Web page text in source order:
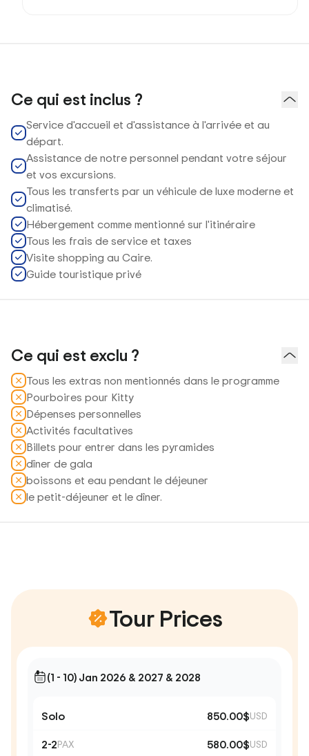
Ce qui est inclus ?
Service d'accueil et d'assistance à l'arrivée et au
départ.
Assistance de notre personnel pendant votre séjour
et vos excursions.
Tous les transferts par un véhicule de luxe moderne et
climatisé.
Hébergement comme mentionné sur l'itinéraire
Tous les frais de service et taxes
Visite shopping au Caire.
Guide touristique privé
Ce qui est exclu ?
Tous les extras non mentionnés dans le programme
Pourboires pour Kitty
Dépenses personnelles
Activités facultatives
Billets pour entrer dans les pyramides
dîner de gala
boissons et eau pendant le déjeuner
le petit-déjeuner et le dîner.
Tour Prices
(1 - 10) Jan 2026 & 2027 & 2028
Solo 850.00$USD
2-2PAX 580.00$USD